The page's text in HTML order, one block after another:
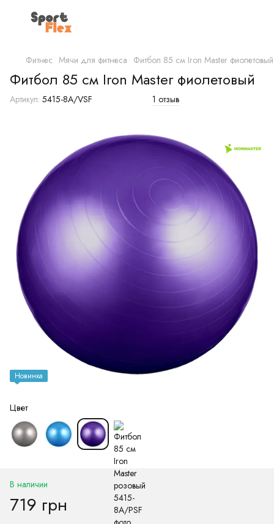
Фитнес Мячи для фитнеса Фитбол 85 см Iron Master фиолетовый
Фитбол 85 см Iron Master фиолетовый
Артикул: 5415-8A/VSF 1 отзыв
Новинка
Цвет
В наличии
719 грн